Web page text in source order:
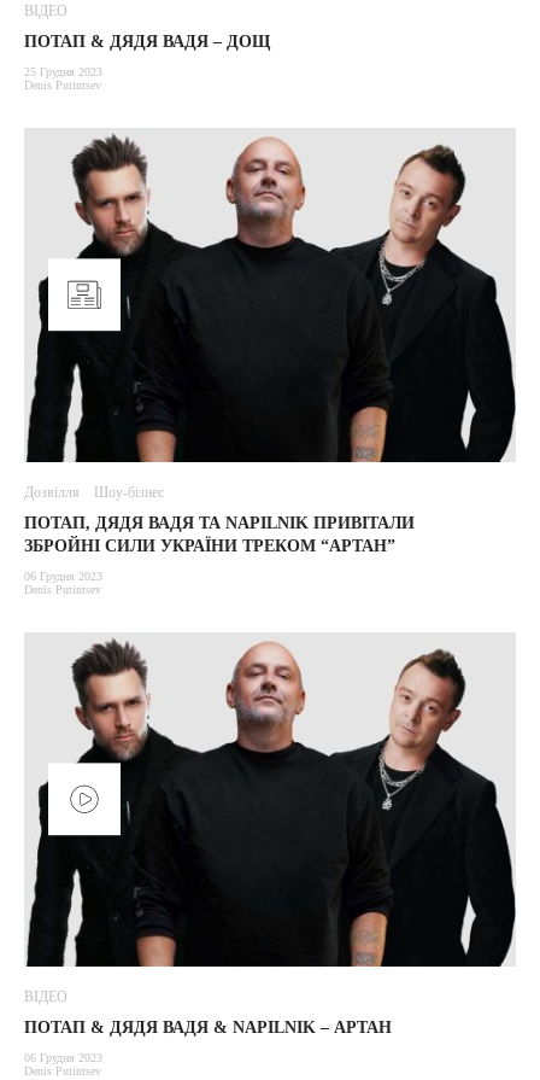
ВІДЕО
ПОТАП & ДЯДЯ ВАДЯ – ДОЩ
25 Грудня 2023
Denis Putintsev
Дозвілля Шоу-бізнес
ПОТАП, ДЯДЯ ВАДЯ ТА NAPILNIK ПРИВІТАЛИ
ЗБРОЙНІ СИЛИ УКРАЇНИ ТРЕКОМ “АРТАН”
06 Грудня 2023
Denis Putintsev
ВІДЕО
ПОТАП & ДЯДЯ ВАДЯ & NAPILNIK – АРТАН
06 Грудня 2023
Denis Putintsev